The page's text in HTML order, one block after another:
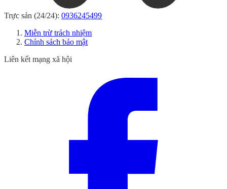
Trực sản (24/24): 0936245499
Miễn trừ trách nhiệm
Chính sách bảo mật
Liên kết mạng xã hội